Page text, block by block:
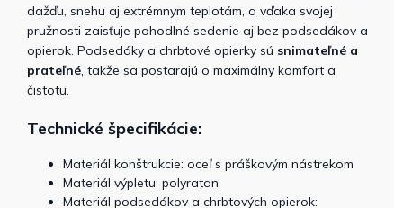
dažďu, snehu aj extrémnym teplotám, a vďaka svojej
pružnosti zaisťuje pohodlné sedenie aj bez podsedákov a
opierok. Podsedáky a chrbtové opierky sú snimateľné a
prateľné , takže sa postarajú o maximálny komfort a
čistotu.
Technické špecifikácie:
Materiál konštrukcie: oceľ s práškovým nástrekom
Materiál výpletu: polyratan
Materiál podsedákov a chrbtových opierok: